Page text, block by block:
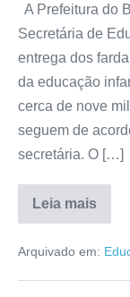
A Prefeitura do
Secretária de
entrega dos
da educação
cerca de nove
seguem de
secretária. O […]
Leia mais
Arquivado em: